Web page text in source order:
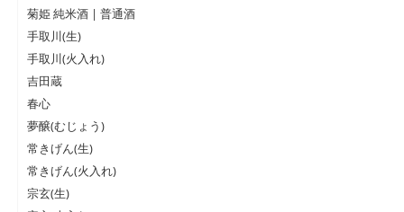
菊姫 純米酒 | 普通酒
手取川(生)
手取川(火入れ)
吉田蔵
春心
夢醸(むじょう)
常きげん(生)
常きげん(火入れ)
宗玄(生)